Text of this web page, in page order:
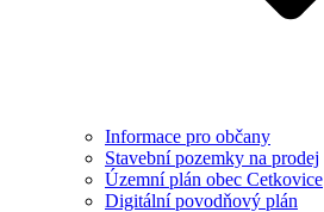
Informace pro občany
Stavební pozemky na prodej
Územní plán obec Cetkovice
Digitální povodňový plán